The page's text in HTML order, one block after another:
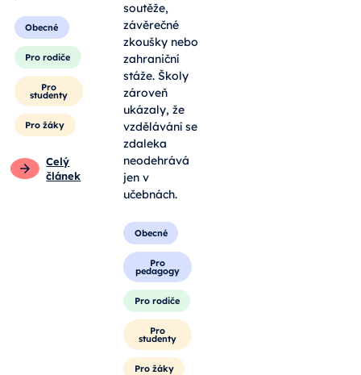
Obecné
Pro rodiče
Pro
studenty
Pro žáky
Celý
článek
soutěže,
závěrečné
zkoušky nebo
zahraniční
stáže. Školy
zároveň
ukázaly, že
vzdělávání se
zdaleka
neodehrává
jen v
učebnách.
Obecné
Pro
pedagogy
Pro rodiče
Pro
studenty
Pro žáky